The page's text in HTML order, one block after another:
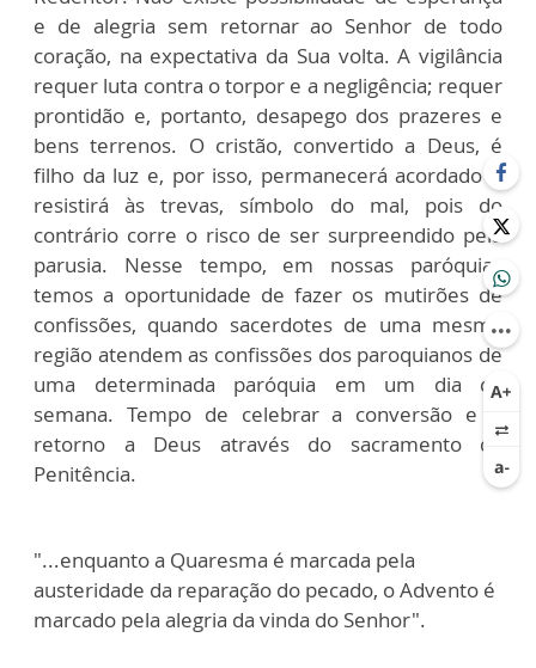
e de alegria sem retornar ao Senhor de todo
coração, na expectativa da Sua volta. A vigilância
requer luta contra o torpor e a negligência; requer
prontidão e, portanto, desapego dos prazeres e
bens terrenos. O cristão, convertido a Deus, é
filho da luz e, por isso, permanecerá acordado e
resistirá às trevas, símbolo do mal, pois do
contrário corre o risco de ser surpreendido pela
parusia. Nesse tempo, em nossas paróquias
temos a oportunidade de fazer os mutirões de
confissões, quando sacerdotes de uma mesma
região atendem as confissões dos paroquianos de
uma determinada paróquia em um dia da
semana. Tempo de celebrar a conversão e o
retorno a Deus através do sacramento da
Penitência.
"...enquanto a Quaresma é marcada pela
austeridade da reparação do pecado, o Advento é
marcado pela alegria da vinda do Senhor".